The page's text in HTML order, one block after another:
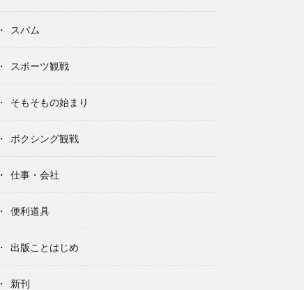
スパム
スポーツ観戦
そもそもの始まり
ボクシング観戦
仕事・会社
便利道具
出版ことはじめ
新刊